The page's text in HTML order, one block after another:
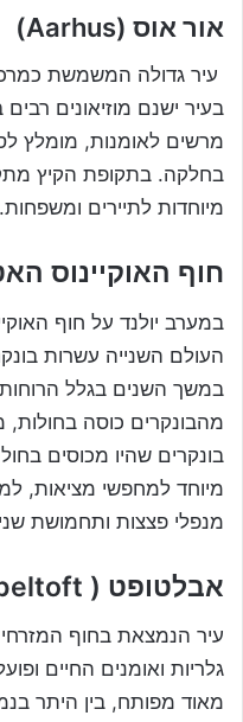
אור אוס (Aarhus)
עיר גדולה המשמשת
בעיר ישנם מוזיאונים רבים
מרשים לאומנות, מומלץ
בחלקה. בתקופת הקיץ
מיוחדות לתיירים ומשפחות.
חוף האוקיינוס
במערב יולנד על חוף
העולם השנייה עשרות
במשך השנים בגלל הרוחות
מהבונקרים כוסה
בונקרים שהיו מכוסים
מיוחד למחפשי מציאות,
מנפלי פצצות ותחמושת
אבלטופט ( Ebeltoft)
עיר הנמצאת בחוף
גלריות ואומנים החיים
מאוד מפותח, בין היתר